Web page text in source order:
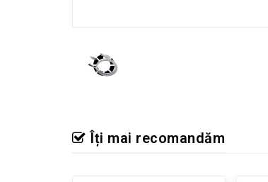
Îți mai recomandăm